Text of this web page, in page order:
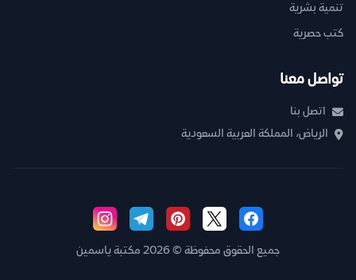
تنمية بشرية
كتب حصرية
تواصل معنا
اتصل بنا
الرياض، المملكة العربية السعودية
جميع الحقوق محفوظة © 2026 مكتبة ياسمين